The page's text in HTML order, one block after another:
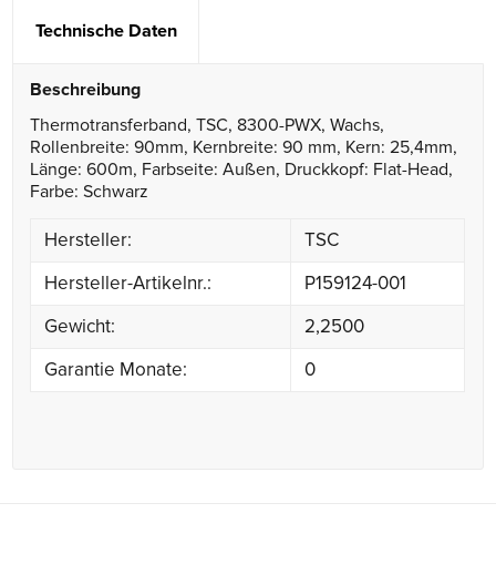
Technische Daten
Beschreibung
Thermotransferband, TSC, 8300-PWX, Wachs,
Rollenbreite: 90mm, Kernbreite: 90 mm, Kern: 25,4mm,
Länge: 600m, Farbseite: Außen, Druckkopf: Flat-Head,
Farbe: Schwarz
Hersteller:
TSC
Hersteller-Artikelnr.:
P159124-001
Gewicht:
2,2500
Garantie Monate:
0